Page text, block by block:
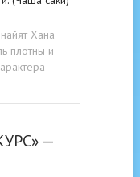
Хана
плотны и
—